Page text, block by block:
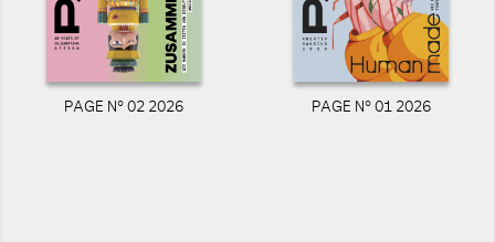
PAGE N° 02 2026 PAGE N° 01 2026